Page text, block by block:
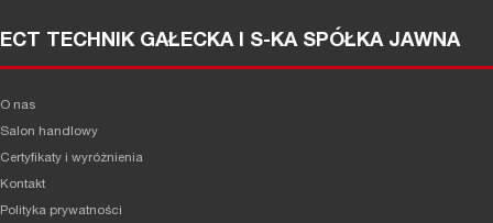
ECT TECHNIK GAŁECKA I S-KA SPÓŁKA JAWNA
O nas
Salon handlowy
Certyfikaty i wyróżnienia
Kontakt
Polityka prywatności